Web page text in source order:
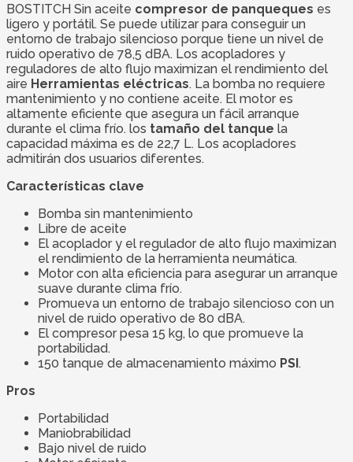
BOSTITCH Sin aceite compresor de panqueques es
ligero y portátil. Se puede utilizar para conseguir un
entorno de trabajo silencioso porque tiene un nivel de
ruido operativo de 78,5 dBA. Los acopladores y
reguladores de alto flujo maximizan el rendimiento del
aire Herramientas eléctricas. La bomba no requiere
mantenimiento y no contiene aceite. El motor es
altamente eficiente que asegura un fácil arranque
durante el clima frío. los tamaño del tanque la
capacidad máxima es de 22,7 L. Los acopladores
admitirán dos usuarios diferentes.
Características clave
Bomba sin mantenimiento
Libre de aceite
El acoplador y el regulador de alto flujo maximizan
el rendimiento de la herramienta neumática.
Motor con alta eficiencia para asegurar un arranque
suave durante clima frío.
Promueva un entorno de trabajo silencioso con un
nivel de ruido operativo de 80 dBA.
El compresor pesa 15 kg, lo que promueve la
portabilidad.
150 tanque de almacenamiento máximo PSI.
Pros
Portabilidad
Maniobrabilidad
Bajo nivel de ruido